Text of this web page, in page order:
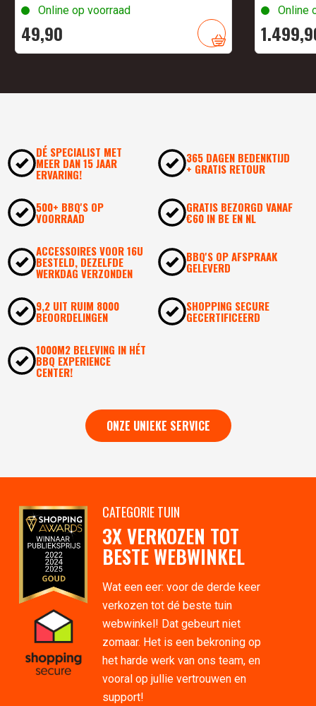
Online op voorraad
49,90
Online
1.499,
DÉ SPECIALIST MET
MEER DAN 15 JAAR
ERVARING!
365 DAGEN BEDENKTIJD
+ GRATIS RETOUR
500+ BBQ'S OP
VOORRAAD
GRATIS BEZORGD VANAF
€60 IN BE EN NL
ACCESSOIRES VOOR 16U
BESTELD, DEZELFDE
WERKDAG VERZONDEN
BBQ'S OP AFSPRAAK
GELEVERD
9,2 UIT RUIM 8000
BEOORDELINGEN
SHOPPING SECURE
GECERTIFICEERD
1000M2 BELEVING IN HÉT
BBQ EXPERIENCE
CENTER!
ONZE UNIEKE SERVICE
CATEGORIE TUIN
3X VERKOZEN TOT
BESTE WEBWINKEL
Wat een eer: voor de derde keer
verkozen tot dé beste tuin
webwinkel! Dat gebeurt niet
zomaar. Het is een bekroning op
het harde werk van ons team, en
vooral op jullie vertrouwen en
support!